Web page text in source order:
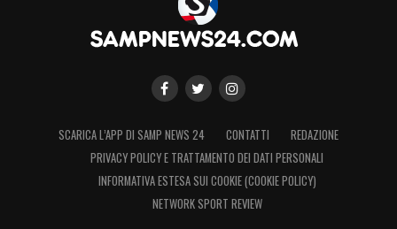
SCARICA L’APP DI SAMP NEWS 24 CONTATTI
REDAZIONE
PRIVACY POLICY E TRATTAMENTO DEI DATI PERSONALI
INFORMATIVA ESTESA SUI COOKIE (COOKIE POLICY)
NETWORK SPORT REVIEW